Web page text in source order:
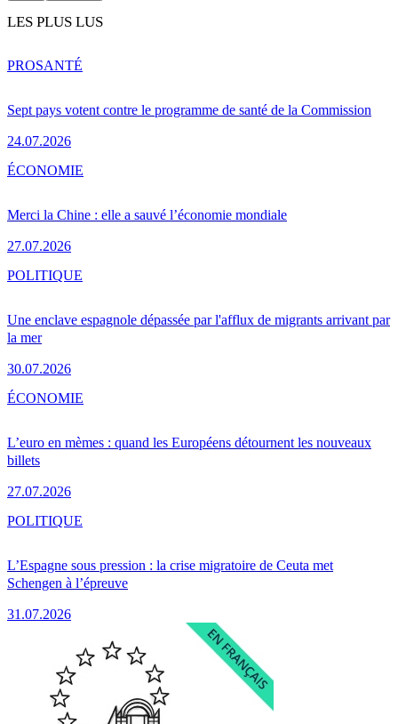
LES PLUS LUS
Sept pays votent contre le programme de santé de la Commission
24.07.2026
PROSANTÉ
Merci la Chine : elle a sauvé l’économie mondiale
27.07.2026
ÉCONOMIE
Une enclave espagnole dépassée par l'afflux de migrants arrivant par
la mer
30.07.2026
POLITIQUE
L’euro en mèmes : quand les Européens détournent les nouveaux
billets
27.07.2026
ÉCONOMIE
L’Espagne sous pression : la crise migratoire de Ceuta met
Schengen à l’épreuve
31.07.2026
POLITIQUE